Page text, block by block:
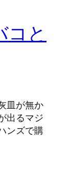
コと
皿が無か
出るマジ
ンズで購